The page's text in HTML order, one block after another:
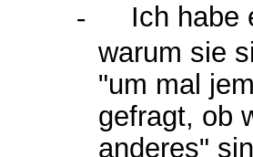
-
Ich habe
warum sie
"um mal
gefragt, ob
anderes"